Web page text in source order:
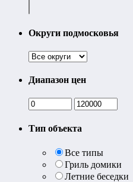
Округи подмосковья
Диапазон цен
Тип объекта
Все типы
Гриль домики
Летние беседки